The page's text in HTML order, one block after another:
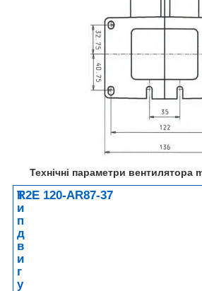
Технічні параметри
Т
и
п
д
в
и
г
у
R2E 120-AR87-37